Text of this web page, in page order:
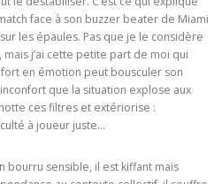
face à son buzzer beater de Miami
les épaules. Pas que je le considère
j’ai cette petite part de moi qui
en émotion peut bousculer son
que la situation explose aux
ces filtres et extériorise :
à joueur juste…
bourru sensible, il est kiffant mais